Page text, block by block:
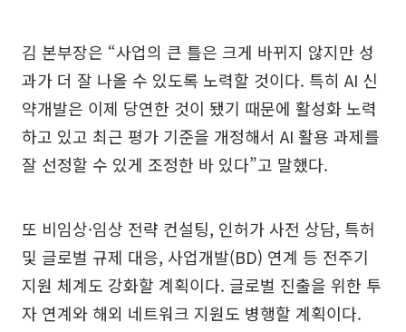
김 본부장은 “사업의 큰 틀은 크게 바뀌지 않지만 성
과가 더 잘 나올 수 있도록 노력할 것이다. 특히 AI 신
약개발은 이제 당연한 것이 됐기 때문에 활성화 노력
하고 있고 최근 평가 기준을 개정해서 AI 활용 과제를
잘 선정할 수 있게 조정한 바 있다”고 말했다.
또 비임상·임상 전략 컨설팅, 인허가 사전 상담, 특허
및 글로벌 규제 대응, 사업개발(BD) 연계 등 전주기
지원 체계도 강화할 계획이다. 글로벌 진출을 위한 투
자 연계와 해외 네트워크 지원도 병행할 계획이다.